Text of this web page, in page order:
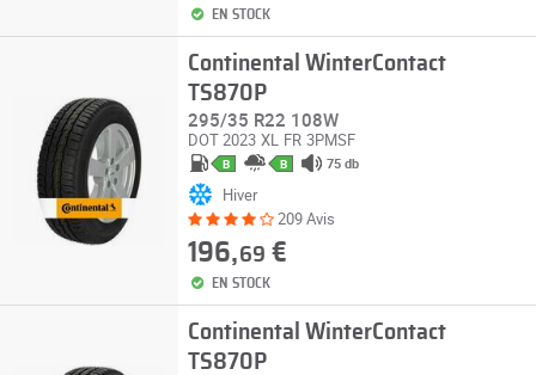
EN STOCK
Continental WinterContact
TS870P
295/35 R22 108W
DOT 2023 XL FR 3PMSF
B B 75 db
Hiver
209 Avis
196,69 €
EN STOCK
Continental WinterContact
TS870P